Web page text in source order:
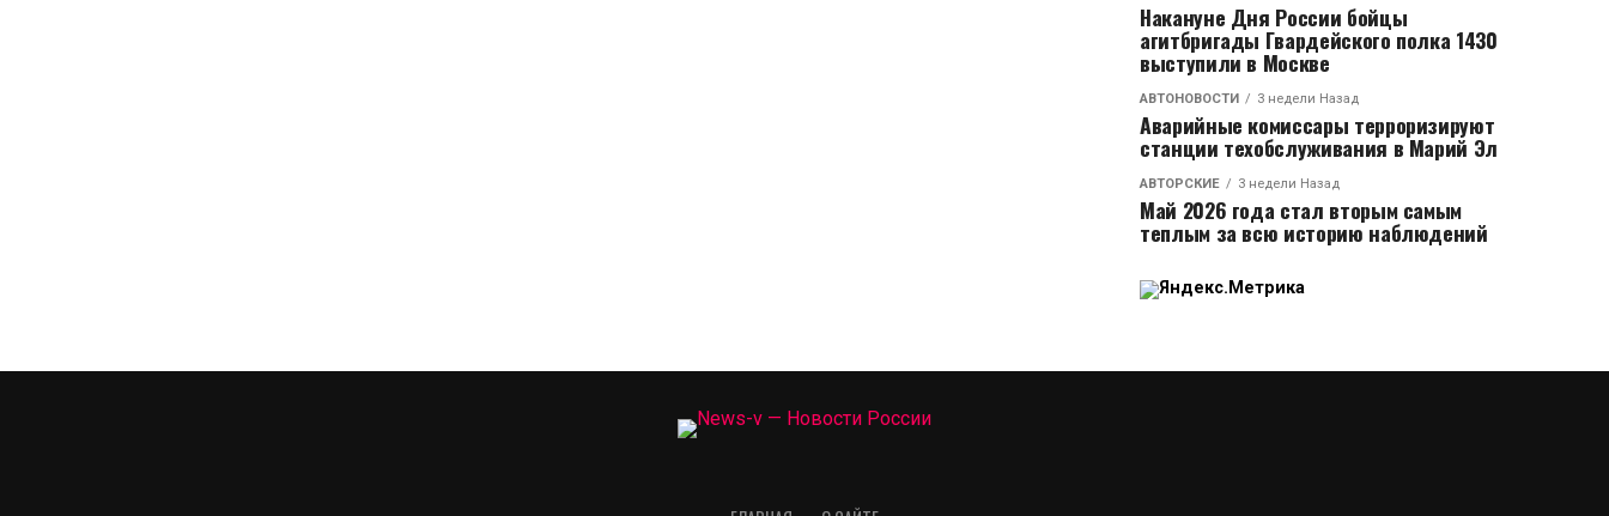
Накануне Дня России бойцы
агитбригады Гвардейского полка 1430
выступили в Москве
АВТОНОВОСТИ 3 недели Назад
Аварийные комиссары терроризируют
станции техобслуживания в Марий Эл
АВТОРСКИЕ 3 недели Назад
Май 2026 года стал вторым самым
теплым за всю историю наблюдений